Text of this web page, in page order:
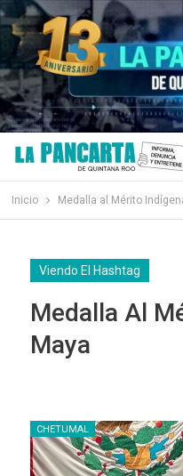
Inicio Medalla al Mérito
Viendo El Hashtag
Medalla Al
Maya
CHETUMAL